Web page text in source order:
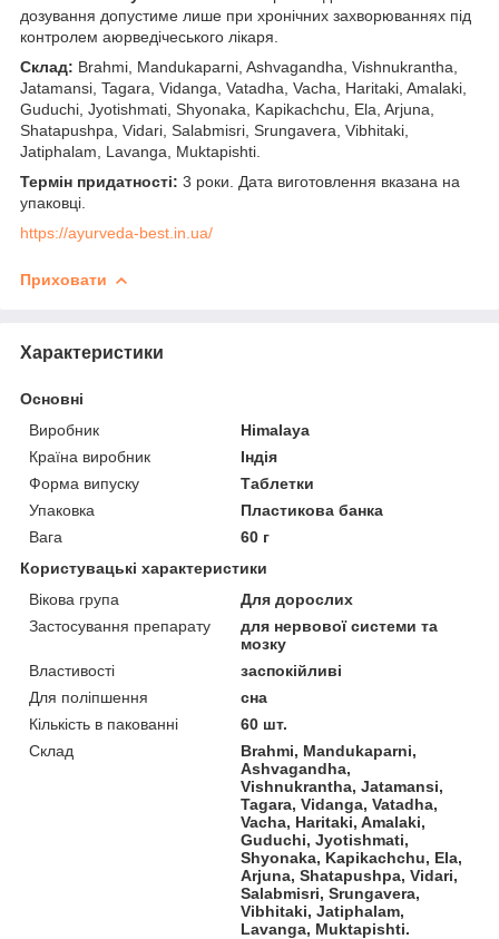
дозування допустиме лише при хронічних захворюваннях під
контролем аюрведічеського лікаря.
Склад: Brahmi, Mandukaparni, Ashvagandha, Vishnukrantha,
Jatamansi, Tagara, Vidanga, Vatadha, Vacha, Haritaki, Amalaki,
Guduchi, Jyotishmati, Shyonaka, Kapikachchu, Ela, Arjuna,
Shatapushpa, Vidari, Salabmisri, Srungavera, Vibhitaki,
Jatiphalam, Lavanga, Muktapishti.
Термін придатності: 3 роки. Дата виготовлення вказана на
упаковці.
https://ayurveda-best.in.ua/
Приховати
Характеристики
Основні
Виробник
Himalaya
Країна виробник
Індія
Форма випуску
Таблетки
Упаковка
Пластикова банка
Вага
60 г
Користувацькі характеристики
Вікова група
Для дорослих
Застосування препарату
для нервової системи та
мозку
Властивості
заспокійливі
Для поліпшення
сна
Кількість в пакованні
60 шт.
Склад
Brahmi, Mandukaparni,
Ashvagandha,
Vishnukrantha, Jatamansi,
Tagara, Vidanga, Vatadha,
Vacha, Haritaki, Amalaki,
Guduchi, Jyotishmati,
Shyonaka, Kapikachchu, Ela,
Arjuna, Shatapushpa, Vidari,
Salabmisri, Srungavera,
Vibhitaki, Jatiphalam,
Lavanga, Muktapishti.